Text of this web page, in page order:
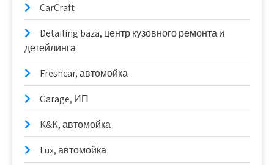
CarCraft
Detailing baza, центр кузовного ремонта и
детейлинга
Freshcar, автомойка
Garage, ИП
K&K, автомойка
Lux, автомойка